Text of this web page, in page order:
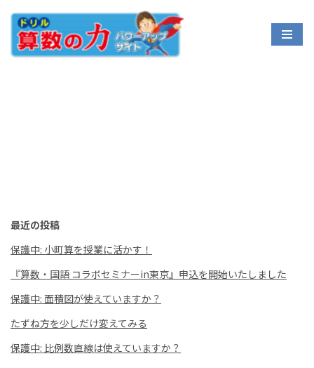
コ
ン
最近の投稿
保護中: 小町算を授業に活かす！
『算数・国語 コラボセミナーin東京』申込を開始いたしました
保護中: 面積図が使えていますか？
たずね方を少しだけ変えてみる
保護中: 比例数直線は使えていますか？